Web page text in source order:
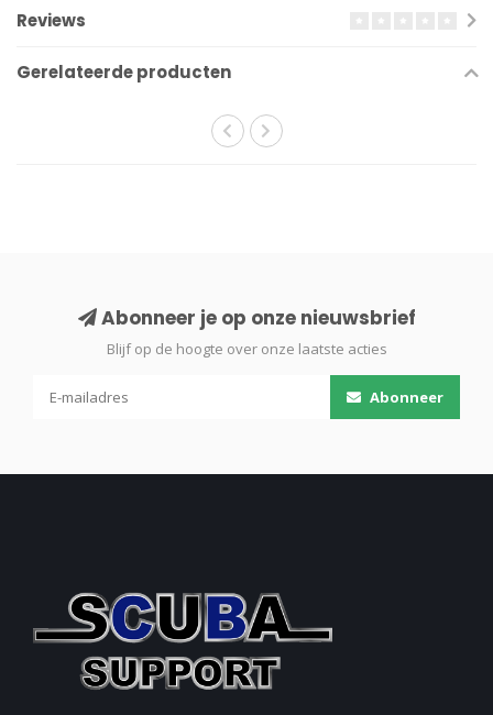
Reviews
Gerelateerde producten
Abonneer je op onze nieuwsbrief
Blijf op de hoogte over onze laatste acties
Abonneer